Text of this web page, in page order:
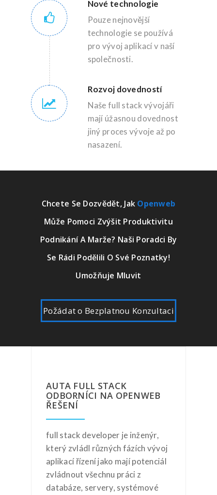
Nové technologie
Pouze nejnovější
technologie se používá
pro vývoj aplikací v naší
společnosti.
Rozvoj dovedností
Naše full stack vývojáři
mají úžasnou dovednost
jiný proces vývoje až po
nasazení.
Chcete Se Dozvědět, Jak Openweb
Může Pomoci Zvýšit Produktivitu
Podnikání A Marže? Naši Poradci By
Se Rádi Podělili O Své Poznatky!
Umožňuje Mluvit
Požádat o Bezplatnou Konzultaci
AUTA FULL STACK
ODBORNÍCI NA OPENWEB
ŘEŠENÍ
full stack developer je inženýr,
který zvládl různých fázích vývoj
aplikací řízení jako mají potenciál
zvládnout všechnu práci z
databáze, servery, systémové